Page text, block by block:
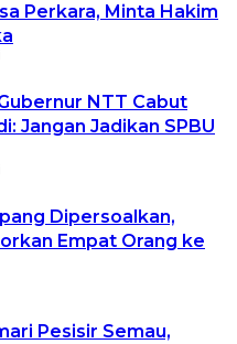
Perkara, Minta Hakim
NTT Cabut
Jangan Jadikan SPBU
Dipersoalkan,
Empat Orang ke
Pesisir Semau,